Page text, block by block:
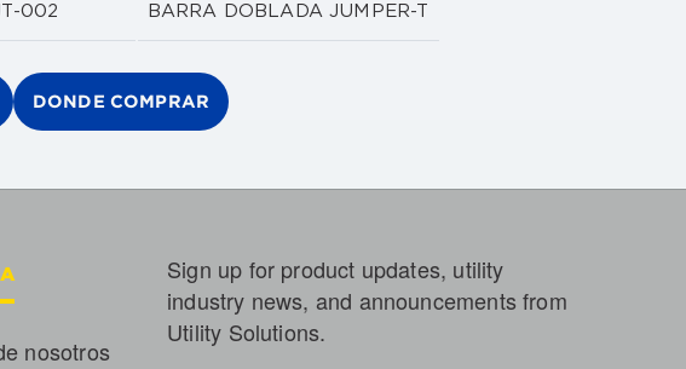
002 BARRA DOBLADA JUMPER-T
DONDE COMPRAR
nosotros
Sign up for product updates, utility
industry news, and announcements from
Utility Solutions.